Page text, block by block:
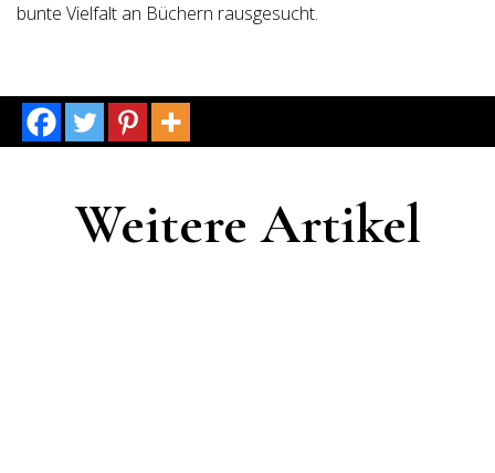
bunte Vielfalt an Büchern rausgesucht.
Weitere Artikel